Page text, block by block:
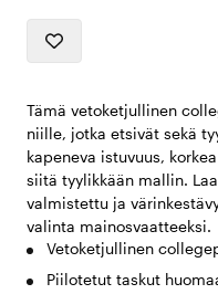
Tämä vetoketjullinen
niille, jotka etsivät sekä
kapeneva istuvuus,
siitä tyylikkään mallin.
valmistettu ja
valinta mainosvaatteeksi.
Vetoketjullinen
Piilotetut taskut